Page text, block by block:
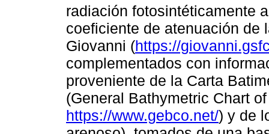
radiación fotosintéticamente
coeficiente de atenuación de
Giovanni (https://
complementados con
proveniente de la Carta
(General Bathymetric Chart
https://www.gebco.net/) y de